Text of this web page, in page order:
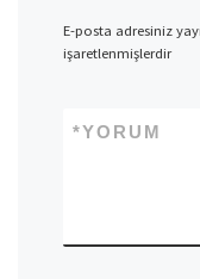
E-posta adresiniz
işaretlenmişlerdir
YORUM
*